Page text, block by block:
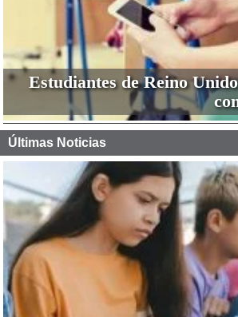
Estudiantes de Reino
Últimas Noticias